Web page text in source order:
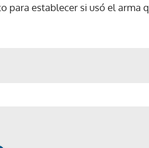
para establecer si usó el arma